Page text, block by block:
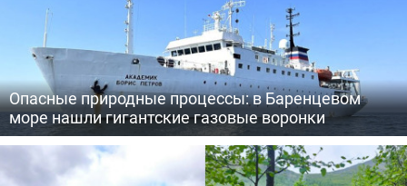
Опасные природные процессы: в Баренцевом
море нашли гигантские газовые воронки